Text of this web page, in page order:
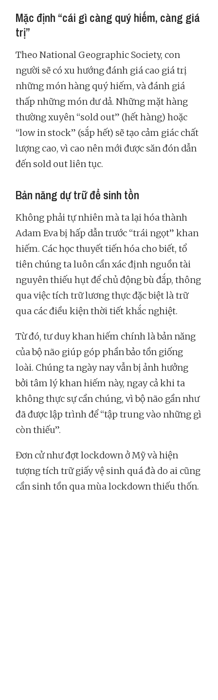
Mặc định “cái gì càng quý hiếm, càng giá
trị”
Theo National Geographic Society, con
người sẽ có xu hướng đánh giá cao giá trị
những món hàng quý hiếm, và đánh giá
thấp những món dư dả. Những mặt hàng
thường xuyên “sold out” (hết hàng) hoặc
“low in stock” (sắp hết) sẽ tạo cảm giác chất
lượng cao, vì cao nên mới được săn đón dẫn
đến sold out liên tục.
Bản năng dự trữ để sinh tồn
Không phải tự nhiên mà ta lại hóa thành
Adam Eva bị hấp dẫn trước “trái ngọt” khan
hiếm. Các học thuyết tiến hóa cho biết, tổ
tiên chúng ta luôn cần xác định nguồn tài
nguyên thiếu hụt để chủ động bù đắp, thông
qua việc tích trữ lương thực đặc biệt là trữ
qua các điều kiện thời tiết khắc nghiệt.
Từ đó, tư duy khan hiếm chính là bản năng
của bộ não giúp góp phần bảo tồn giống
loài. Chúng ta ngày nay vẫn bị ảnh hưởng
bởi tâm lý khan hiếm này, ngay cả khi ta
không thực sự cần chúng, vì bộ não gần như
đã được lập trình để “tập trung vào những gì
còn thiếu”.
Đơn cử như đợt lockdown ở Mỹ và hiện
tượng tích trữ giấy vệ sinh quá đà do ai cũng
cần sinh tồn qua mùa lockdown thiếu thốn.